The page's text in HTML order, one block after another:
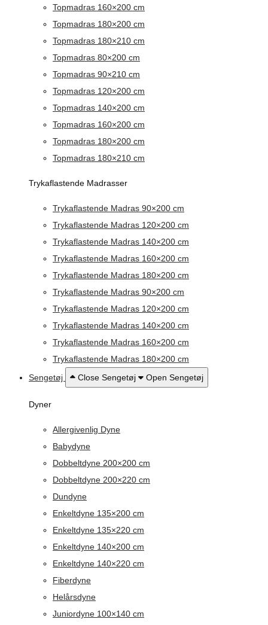
Topmadras 160×200 cm
Topmadras 180×200 cm
Topmadras 180×210 cm
Topmadras 80×200 cm
Topmadras 90×210 cm
Topmadras 120×200 cm
Topmadras 140×200 cm
Topmadras 160×200 cm
Topmadras 180×200 cm
Topmadras 180×210 cm
Trykaflastende Madrasser
Trykaflastende Madras 90×200 cm
Trykaflastende Madras 120×200 cm
Trykaflastende Madras 140×200 cm
Trykaflastende Madras 160×200 cm
Trykaflastende Madras 180×200 cm
Trykaflastende Madras 90×200 cm
Trykaflastende Madras 120×200 cm
Trykaflastende Madras 140×200 cm
Trykaflastende Madras 160×200 cm
Trykaflastende Madras 180×200 cm
Sengetøj
Close Sengetøj Open Sengetøj
Dyner
Allergivenlig Dyne
Babydyne
Dobbeltdyne 200×200 cm
Dobbeltdyne 200×220 cm
Dundyne
Enkeltdyne 135×200 cm
Enkeltdyne 135×220 cm
Enkeltdyne 140×200 cm
Enkeltdyne 140×220 cm
Fiberdyne
Helårsdyne
Juniordyne 100×140 cm